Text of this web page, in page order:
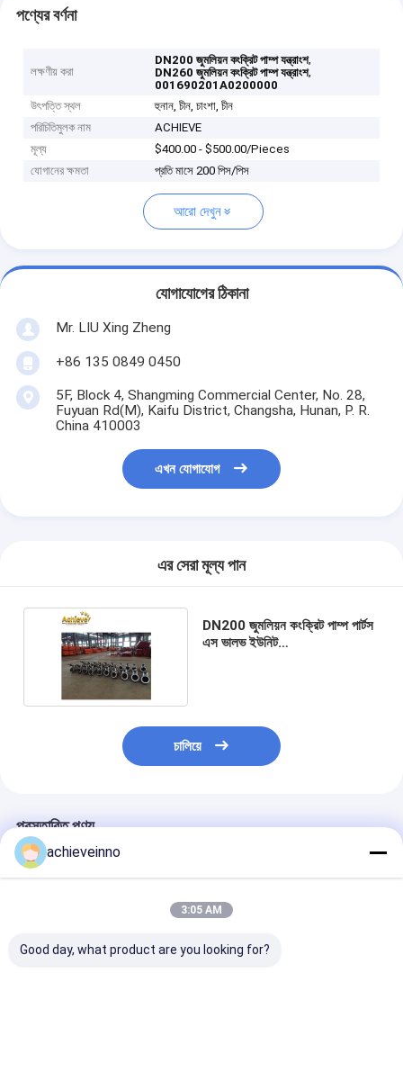
পণ্যের বর্ণনা
লক্ষণীয় করা
DN200 জুমলিয়ন কংক্রিট পাম্প যন্ত্রাংশ,
DN260 জুমলিয়ন কংক্রিট পাম্প যন্ত্রাংশ,
001690201A0200000
উৎপত্তি স্থল
হুনান, চীন, চাংশা, চীন
পরিচিতিমুলক নাম
ACHIEVE
মূল্য
$400.00 - $500.00/Pieces
যোগানের ক্ষমতা
প্রতি মাসে 200 পিস/পিস
আরো দেখুন
যোগাযোগের ঠিকানা
Mr. LIU Xing Zheng
+86 135 0849 0450
5F, Block 4, Shangming Commercial Center, No. 28,
Fuyuan Rd(M), Kaifu District, Changsha, Hunan, P. R.
China 410003
এখন যোগাযোগ
এর সেরা মূল্য পান
DN200 জুমলিয়ন কংক্রিট পাম্প পার্টস
এস ভালভ ইউনিট
চালিয়ে
প্রস্তাবিত পণ্য
achieveinno
3:05 AM
Good day, what product are you looking for?